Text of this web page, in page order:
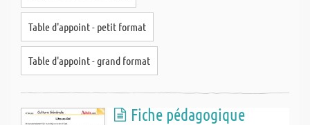
Table d'appoint - petit format
Table d'appoint - grand format
Fiche pédagogique